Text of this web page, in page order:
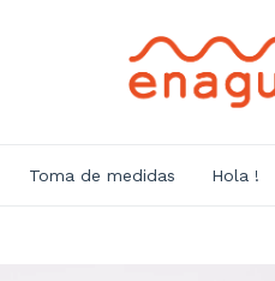
Toma de medidas Hola !